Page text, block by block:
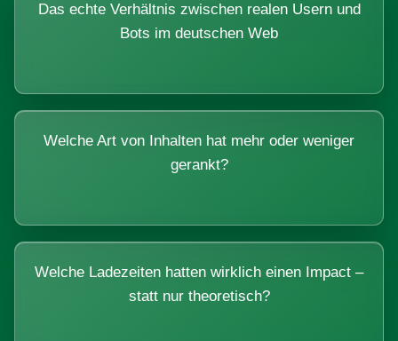
Das echte Verhältnis zwischen realen Usern und
Bots im deutschen Web
Welche Art von Inhalten hat mehr oder weniger
gerankt?
Welche Ladezeiten hatten wirklich einen Impact –
statt nur theoretisch?